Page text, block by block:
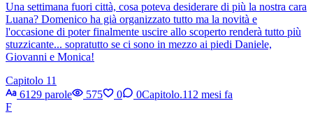
Una settimana fuori città, cosa poteva desiderare di più la nostra cara
Luana? Domenico ha già organizzato tutto ma la novità e
l'occasione di poter finalmente uscire allo scoperto renderà tutto più
stuzzicante... sopratutto se ci sono in mezzo ai piedi Daniele,
Giovanni e Monica!
Capitolo 11
6129 parole
575 0 0Capitolo.11 2 mesi fa
F